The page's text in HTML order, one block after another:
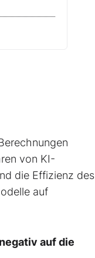
von KI-
die Effizienz des
auf
auf die